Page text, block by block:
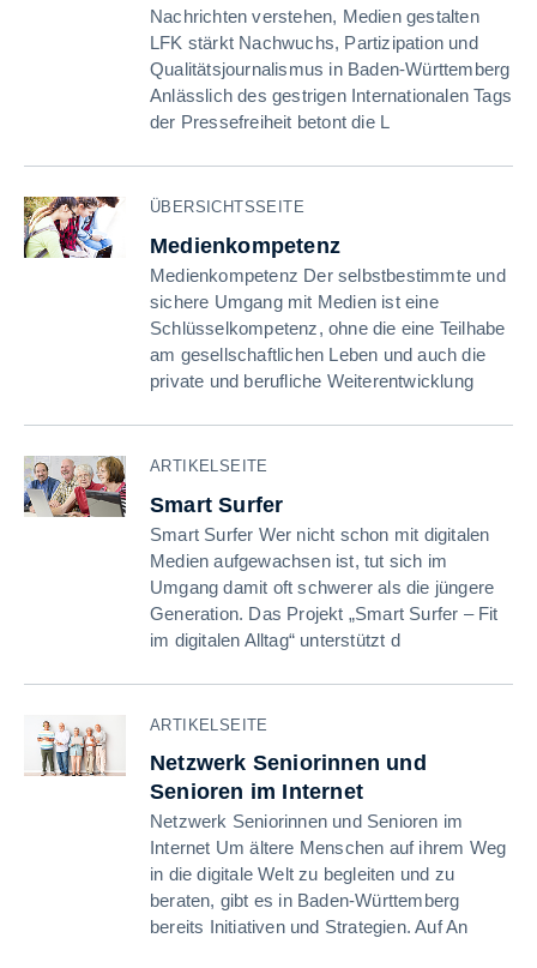
Nachrichten verstehen, Medien gestalten
LFK stärkt Nachwuchs, Partizipation und
Qualitätsjournalismus in Baden-Württemberg
Anlässlich des gestrigen Internationalen Tags
der Pressefreiheit betont die L
ÜBERSICHTSSEITE
Medienkompetenz
Medienkompetenz Der selbstbestimmte und
sichere Umgang mit Medien ist eine
Schlüsselkompetenz, ohne die eine Teilhabe
am gesellschaftlichen Leben und auch die
private und berufliche Weiterentwicklung
ARTIKELSEITE
Smart Surfer
Smart Surfer Wer nicht schon mit digitalen
Medien aufgewachsen ist, tut sich im
Umgang damit oft schwerer als die jüngere
Generation. Das Projekt „Smart Surfer – Fit
im digitalen Alltag“ unterstützt d
ARTIKELSEITE
Netzwerk Seniorinnen und
Senioren im Internet
Netzwerk Seniorinnen und Senioren im
Internet Um ältere Menschen auf ihrem Weg
in die digitale Welt zu begleiten und zu
beraten, gibt es in Baden-Württemberg
bereits Initiativen und Strategien. Auf An